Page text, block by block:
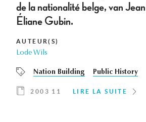
de la nationalité belge, van
Éliane Gubin.
AUTEUR(S)
Lode Wils
Nation Building Public History
2003 11 LIRE LA SUITE